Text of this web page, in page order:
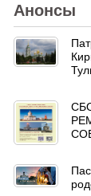
Анонсы